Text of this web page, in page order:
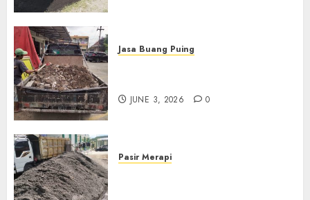
Jasa Buang Puing
JUNE 3, 2026 0
Pasir Merapi